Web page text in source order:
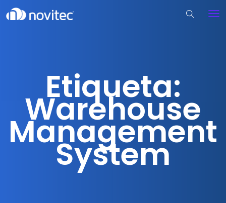
Etiqueta:
Warehouse
Management
System